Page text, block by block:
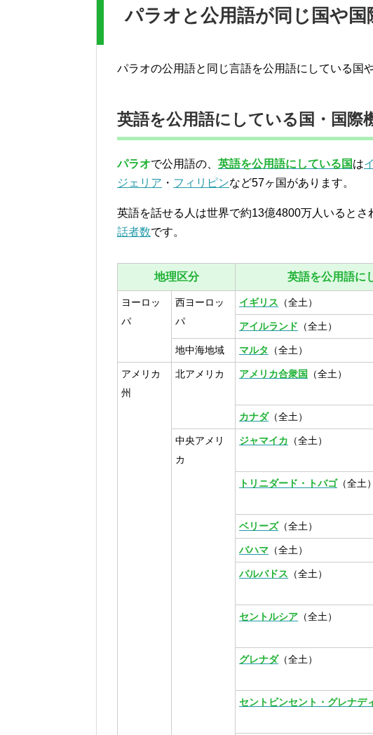
パラオと公用語が同じ国や国
パラオの公用語と同じ言語を公用語にしている国
英語を公用語にしている国・国際
パラオで公用語の、 英語を公用語にしている国は
ジェリア ・ フィリピンなど57ヶ国があります。
英語を話せる人は世界で約13億4800万人いると
話者数です。
地理区分 英語を公用語に
ヨーロッ
パ
西ヨーロッ
パ
イギリス （全土）
アイルランド （全土）
地中海地域 マルタ （全土）
アメリカ
州
北アメリカ アメリカ合衆国 （全土）
カナダ（全土）
中央アメリ
カ
ジャマイカ （全土）
トリニダード・トバゴ（全土）
ベリーズ（全土）
バハマ （全土）
バルバドス （全土）
セントルシア （全土）
グレナダ（全土）
セントビンセント・グレナデ